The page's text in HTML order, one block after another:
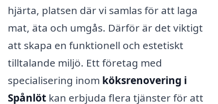
hjärta, platsen där vi samlas för att laga
mat, äta och umgås. Därför är det viktigt
att skapa en funktionell och estetiskt
tilltalande miljö. Ett företag med
specialisering inom köksrenovering i
Spånlöt kan erbjuda flera tjänster för att